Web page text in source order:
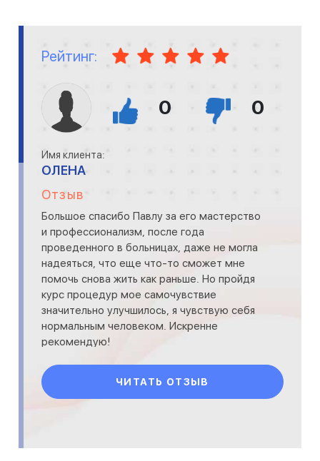
Рейтинг:
0 0
Имя клиента:
ОЛЕНА
Отзыв
Большое спасибо Павлу за его мастерство
и профессионализм, после года
проведенного в больницах, даже не могла
надеяться, что еще что-то сможет мне
помочь снова жить как раньше. Но пройдя
курс процедур мое самочувствие
значительно улучшилось, я чувствую себя
нормальным человеком. Искренне
рекомендую!
ЧИТАТЬ ОТЗЫВ